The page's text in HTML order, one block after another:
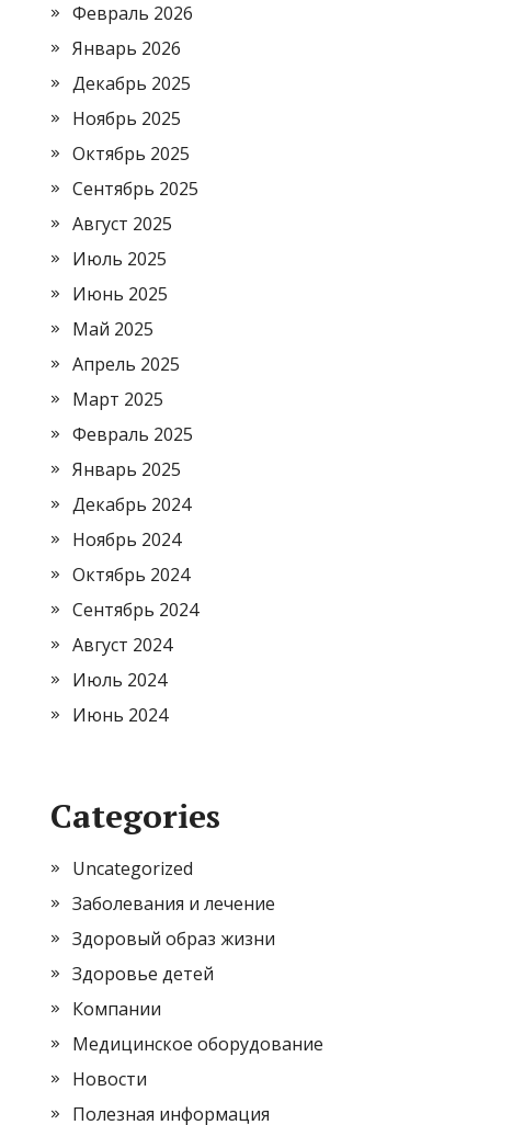
Февраль 2026
Январь 2026
Декабрь 2025
Ноябрь 2025
Октябрь 2025
Сентябрь 2025
Август 2025
Июль 2025
Июнь 2025
Май 2025
Апрель 2025
Март 2025
Февраль 2025
Январь 2025
Декабрь 2024
Ноябрь 2024
Октябрь 2024
Сентябрь 2024
Август 2024
Июль 2024
Июнь 2024
Categories
Uncategorized
Заболевания и лечение
Здоровый образ жизни
Здоровье детей
Компании
Медицинское оборудование
Новости
Полезная информация